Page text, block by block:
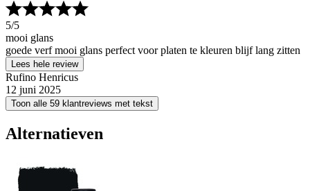
5/5
mooi glans
goede verf mooi glans perfect voor platen te kleuren blijf lang zitten
Lees hele review
Rufino Henricus
12 juni 2025
Toon alle 59 klantreviews met tekst
Alternatieven